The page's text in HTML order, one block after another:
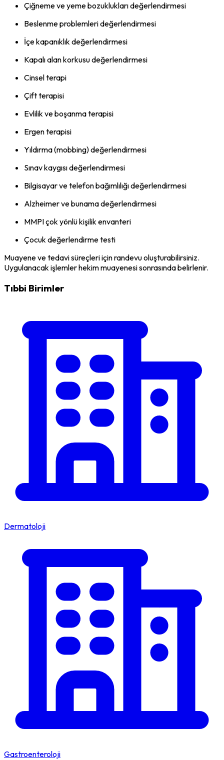
Çiğneme ve yeme bozuklukları değerlendirmesi
Beslenme problemleri değerlendirmesi
İçe kapanıklık değerlendirmesi
Kapalı alan korkusu değerlendirmesi
Cinsel terapi
Çift terapisi
Evlilik ve boşanma terapisi
Ergen terapisi
Yıldırma (mobbing) değerlendirmesi
Sınav kaygısı değerlendirmesi
Bilgisayar ve telefon bağımlılığı değerlendirmesi
Alzheimer ve bunama değerlendirmesi
MMPI çok yönlü kişilik envanteri
Çocuk değerlendirme testi
Muayene ve tedavi süreçleri için randevu oluşturabilirsiniz.
Uygulanacak işlemler hekim muayenesi sonrasında belirlenir.
Tıbbi Birimler
Dermatoloji
Gastroenteroloji